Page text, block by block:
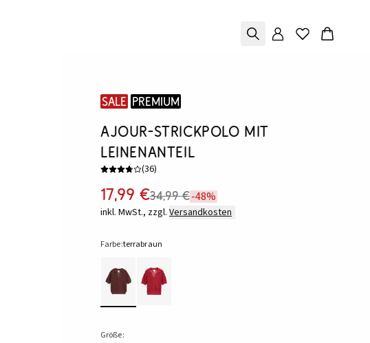
SALE Premium
Ajour-Strickpolo mit
Leinenanteil
(36)
17,99 €34,99 €-48%
inkl. MwSt., zzgl. Versandkosten
Farbe:terrabraun
Größe: